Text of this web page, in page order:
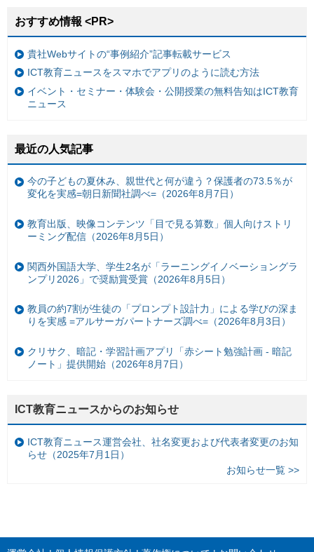
おすすめ情報 <PR>
貴社Webサイトの“事例紹介”記事転載サービス
ICT教育ニュースをスマホでアプリのように読む方法
イベント・セミナー・体験会・公開授業の無料告知はICT教育
ニュース
最近の人気記事
今の子どもの夏休み、親世代と何が違う？保護者の73.5％が
変化を実感=朝日新聞社調べ=（2026年8月7日）
教育出版、映像コンテンツ「目で見る算数」個人向けストリ
ーミング配信（2026年8月5日）
関西外国語大学、学生2名が「ラーニングイノベーショングラ
ンプリ2026」で奨励賞受賞（2026年8月5日）
教員の約7割が生徒の「プロンプト設計力」による学びの深ま
りを実感 =アルサーガパートナーズ調べ=（2026年8月3日）
クリサク、暗記・学習計画アプリ「赤シート勉強計画 - 暗記
ノート」提供開始（2026年8月7日）
ICT教育ニュースからのお知らせ
ICT教育ニュース運営会社、社名変更および代表者変更のお知
らせ（2025年7月1日）
お知らせ一覧 >>